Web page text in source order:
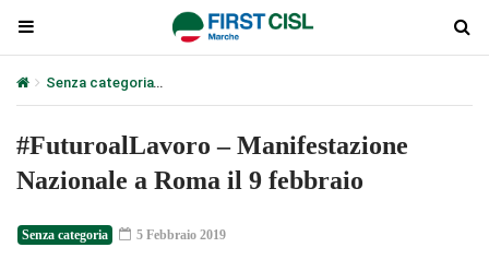
Senza categoria
#FuturoalLavoro – Manifestazione
Nazionale a Roma il 9 febbraio
Senza categoria 5 Febbraio 2019